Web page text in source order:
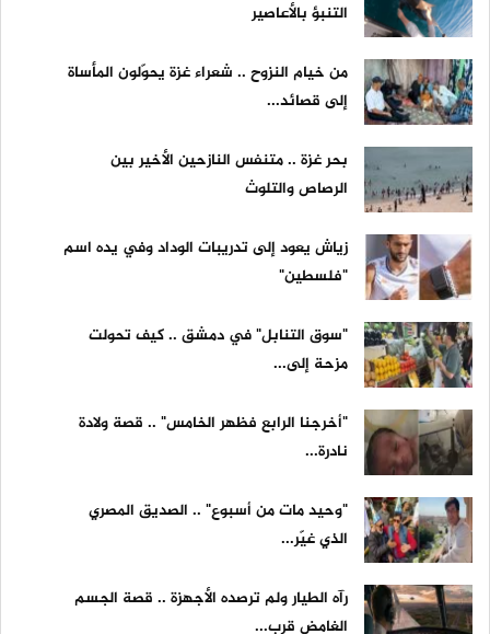
التنبؤ بالأعاصير
من خيام النزوح .. شعراء غزة يحوّلون المأساة
إلى قصائد...
بحر غزة .. متنفس النازحين الأخير بين
الرصاص والتلوث
زياش يعود إلى تدريبات الوداد وفي يده اسم
"فلسطين"
"سوق التنابل" في دمشق .. كيف تحولت
مزحة إلى...
"أخرجنا الرابع فظهر الخامس" .. قصة ولادة
نادرة...
"وحيد مات من أسبوع" .. الصديق المصري
الذي غيّر...
رآه الطيار ولم ترصده الأجهزة .. قصة الجسم
الغامض قرب...